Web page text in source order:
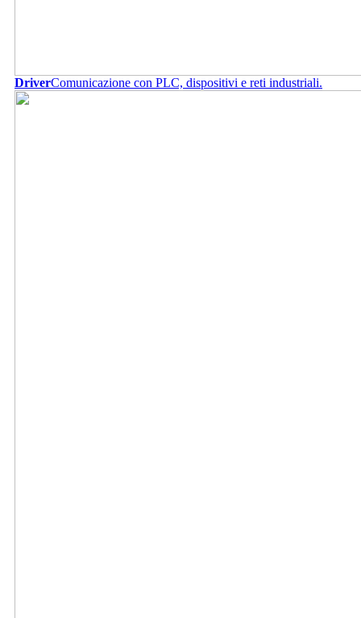
DriverComunicazione con PLC, dispositivi e reti industriali.